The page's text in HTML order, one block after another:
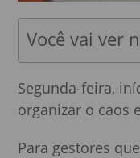
Você vai ver
Segunda-feira,
organizar o caos
Para gestores